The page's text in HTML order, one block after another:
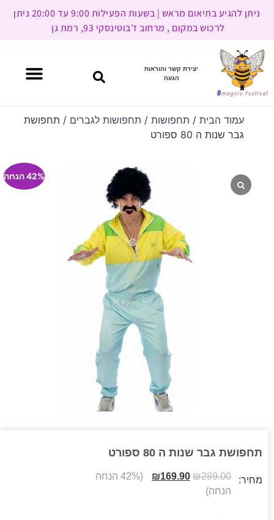
ניתן להגיע בתיאום מראש | בשעות הפעילות 9:00 עד 20:00 ניתן
לרכוש במקום , מרחוב ז’בוטינסקי 93, רמת גן
יצירת קשר והוראות
הגעה
עמוד הבית/ תחפושות/ תחפושות לגברים / תחפושת
גבר שנות ה 80 ספורט
42% הנחה
תחפושת גבר שנות ה 80 ספורט
מחיר: ₪289.00
₪169.90
(42% הנחה
הנחה)